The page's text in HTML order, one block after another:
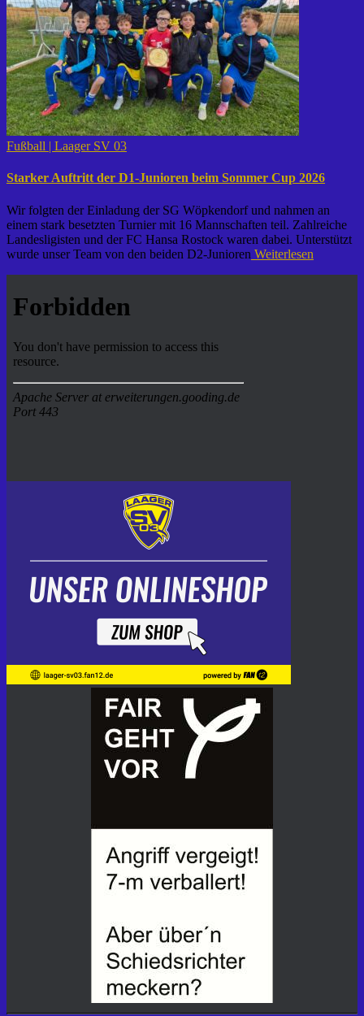
Fußball | Laager SV 03
Starker Auftritt der D1-Junioren beim Sommer Cup 2026
Wir folgten der Einladung der SG Wöpkendorf und nahmen an
einem stark besetzten Turnier mit 16 Mannschaften teil. Zahlreiche
Landesligisten und der FC Hansa Rostock waren dabei. Unterstützt
wurde unser Team von den beiden D2-Junioren Weiterlesen